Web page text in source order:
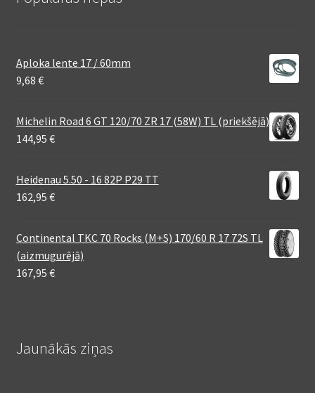
Aploka lente 17 / 60mm
9,68 €
Michelin Road 6 GT 120/70 ZR 17 (58W) TL (priekšējā)
144,95 €
Heidenau 5.50 - 16 82P P29 TT
162,95 €
Continental TKC 70 Rocks (M+S) 170/60 R 17 72S TL
(aizmugurējā)
167,95 €
Jaunākās ziņas